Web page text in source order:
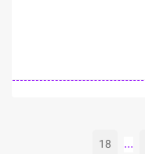
...
18